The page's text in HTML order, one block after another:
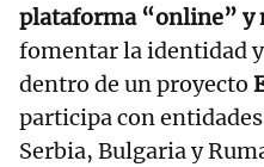
plataforma “online” y
fomentar la identidad
dentro de un proyecto
participa con
Serbia, Bulgaria y